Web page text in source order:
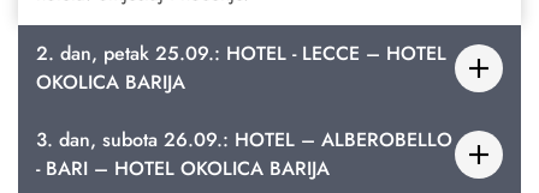
2. dan, petak 25.09.: HOTEL - LECCE – HOTEL
OKOLICA BARIJA
3. dan, subota 26.09.: HOTEL – ALBEROBELLO
- BARI – HOTEL OKOLICA BARIJA